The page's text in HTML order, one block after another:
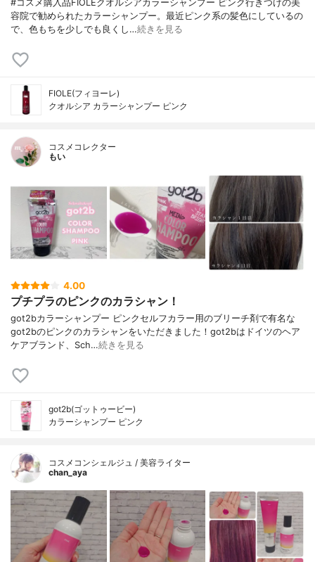
#コスメ購入品FIOLEクオルシアカラーシャンプー ピンク行きつけの美
容院で勧められたカラーシャンプー。最近ピンク系の髪色にしているの
で、色もちを少しでも良くし…続きを見る
FIOLE(フィヨーレ)
クオルシア カラーシャンプー ピンク
コスメコレクター
もい
4.00
プチプラのピンクのカラシャン！
got2bカラーシャンプー ピンクセルフカラー用のブリーチ剤で有名な
got2bのピンクのカラシャンをいただきました！got2bはドイツのヘア
ケアブランド、Sch…続きを見る
got2b(ゴットゥービー)
カラーシャンプー ピンク
コスメコンシェルジュ / 美容ライター
chan_aya